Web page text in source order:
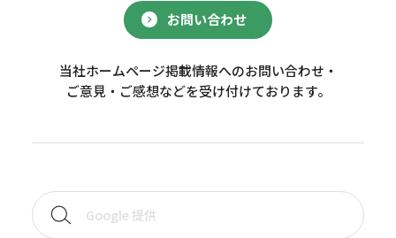
お問い合わせ
当社ホームページ掲載情報へのお問い合わせ・
ご意見・ご感想などを受け付けております。